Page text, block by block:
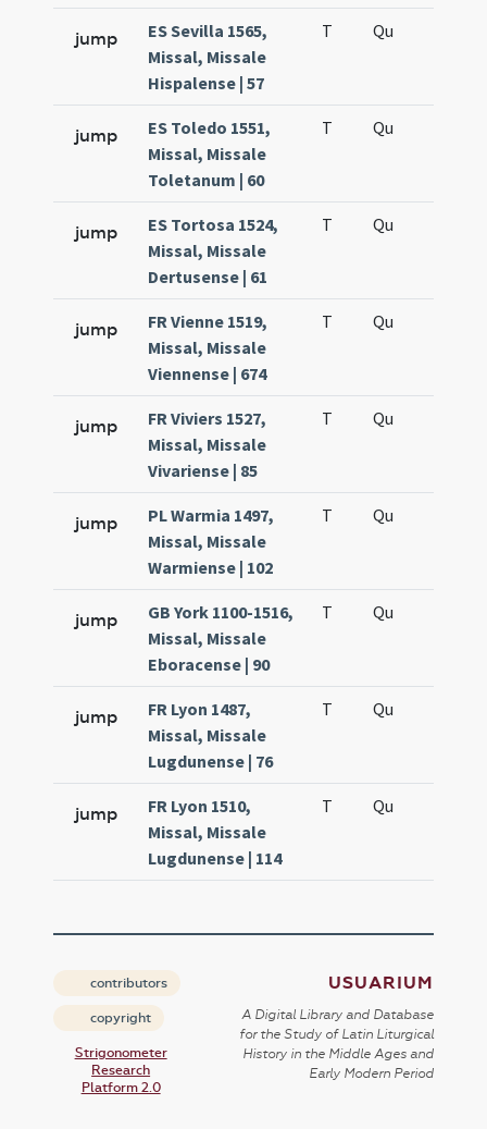
jump
ES Sevilla 1565,
Missal, Missale
Hispalense | 57
T Qu
jump
ES Toledo 1551,
Missal, Missale
Toletanum | 60
T Qu
jump
ES Tortosa 1524,
Missal, Missale
Dertusense | 61
T Qu
jump
FR Vienne 1519,
Missal, Missale
Viennense | 674
T Qu
jump
FR Viviers 1527,
Missal, Missale
Vivariense | 85
T Qu
jump
PL Warmia 1497,
Missal, Missale
Warmiense | 102
T Qu
jump
GB York 1100-1516,
Missal, Missale
Eboracense | 90
T Qu
jump
FR Lyon 1487,
Missal, Missale
Lugdunense | 76
T Qu
jump
FR Lyon 1510,
Missal, Missale
Lugdunense | 114
T Qu
contributors
copyright
Strigonometer
Research
Platform 2.0
USUARIUM
A Digital Library and Database
for the Study of Latin Liturgical
History in the Middle Ages and
Early Modern Period